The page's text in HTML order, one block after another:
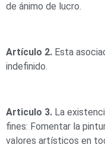
de ánimo de lucro.
Artículo 2. Esta
indefinido.
Articulo 3. La
fines: Fomentar la
valores artísticos en